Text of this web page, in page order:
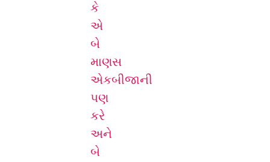
કે
એ
બે
માણસ
એકબીજાની
પણ
કરે
અને
બે